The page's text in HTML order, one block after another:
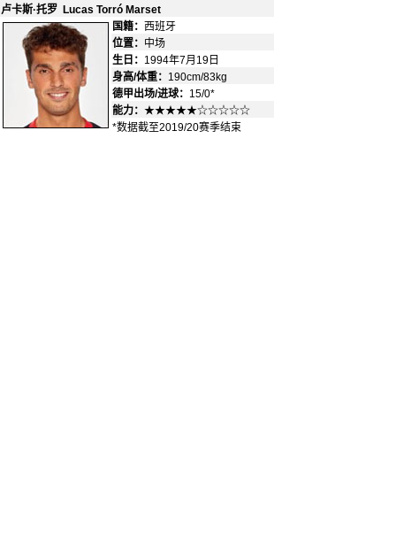
卢卡斯·托罗 Lucas Torró Marset
国籍： 西班牙
位置： 中场
生日： 1994年7月19日
身高/体重： 190cm/83kg
德甲出场/进球： 15/0*
能力： ★★★★★☆☆☆☆☆
*数据截至2019/20赛季结束